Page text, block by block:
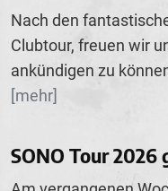
Nach den fantastischen Shows der aktuellen Sono
Clubtour, freuen wir
ankündigen zu
[mehr]
SONO Tour